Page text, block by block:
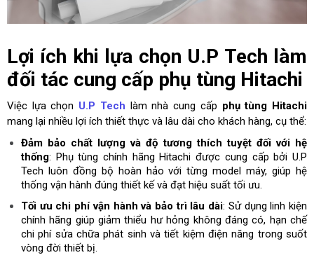
Lợi ích khi lựa chọn U.P Tech làm
đối tác cung cấp phụ tùng Hitachi
Việc lựa chọn U.P Tech làm nhà cung cấp phụ tùng Hitachi
mang lại nhiều lợi ích thiết thực và lâu dài cho khách hàng, cụ thể:
Đảm bảo chất lượng và độ tương thích tuyệt đối với hệ
thống: Phụ tùng chính hãng Hitachi được cung cấp bởi U.P
Tech luôn đồng bộ hoàn hảo với từng model máy, giúp hệ
thống vận hành đúng thiết kế và đạt hiệu suất tối ưu.
Tối ưu chi phí vận hành và bảo trì lâu dài: Sử dụng linh kiện
chính hãng giúp giảm thiểu hư hỏng không đáng có, hạn chế
chi phí sửa chữa phát sinh và tiết kiệm điện năng trong suốt
vòng đời thiết bị.